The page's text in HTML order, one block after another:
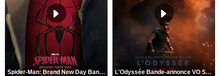
Spider-Man: Brand New Day Bande-annonce VO STFR L'Odyssée Bande-annonce VO STFR